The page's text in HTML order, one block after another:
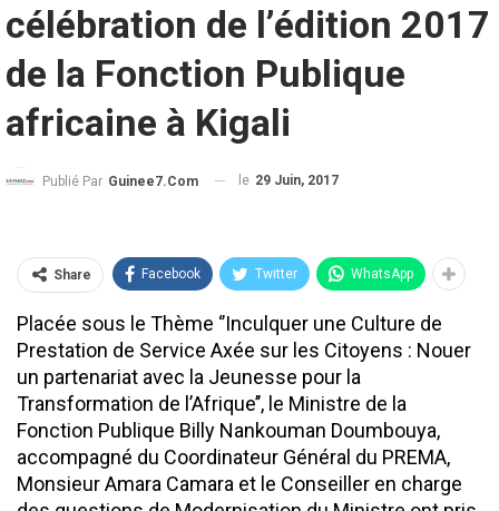
célébration de l’édition 2017
de la Fonction Publique
africaine à Kigali
Publié Par Guinee7.com le 29 Juin, 2017
Share Facebook Twitter WhatsApp
Placée sous le Thème ‘’Inculquer une Culture de
Prestation de Service Axée sur les Citoyens : Nouer
un partenariat avec la Jeunesse pour la
Transformation de l’Afrique’’, le Ministre de la
Fonction Publique Billy Nankouman Doumbouya,
accompagné du Coordinateur Général du PREMA,
Monsieur Amara Camara et le Conseiller en charge